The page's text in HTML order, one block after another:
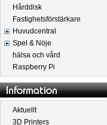
Hårddisk
Fastighetsförstärkare
Huvudcentral
Spel & Nöje
hälsa och vård
Raspberry Pi
Aktuellt
3D Printers